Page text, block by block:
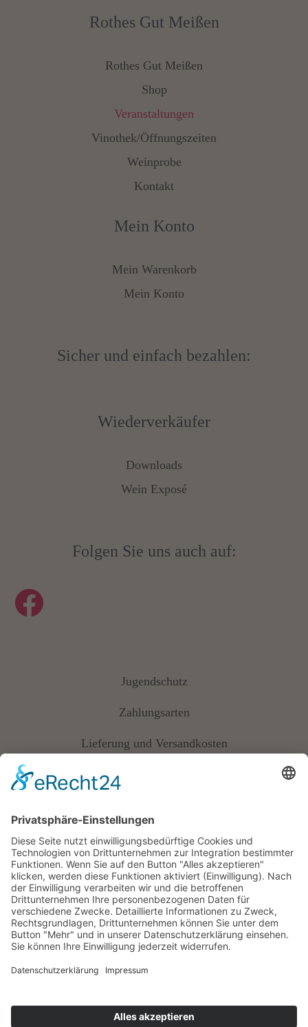
Rothes Gut Meißen
Rothes Gut Meißen
Shop
Veranstaltungen
Vinothek/Öffnungszeiten
Weinprobe
Kontakt
Mein Konto
Mein Warenkorb
Mein Konto
Sicher und einfach bezahlen:
Wiederverkäufer
Downloads
Wein Exposé
Folgen Sie uns auch auf:
Jugendschutz
Zahlungsarten
Lieferung und Versandkosten
Vertrag widerrufen
AGB
Cookie-Einstellungen
Datenschutz
Impressum
© Copyright 2014 –2026 | Rothes Gut Meißen – Tim